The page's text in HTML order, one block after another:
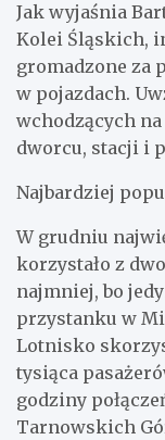
Jak wyjaśnia
Kolei Śląskich,
gromadzone za
w pojazdach.
wchodzących
dworcu, stacji i
Najbardziej
W grudniu
korzystało z
najmniej, bo
przystanku w
Lotnisko
tysiąca
godziny
Tarnowskich